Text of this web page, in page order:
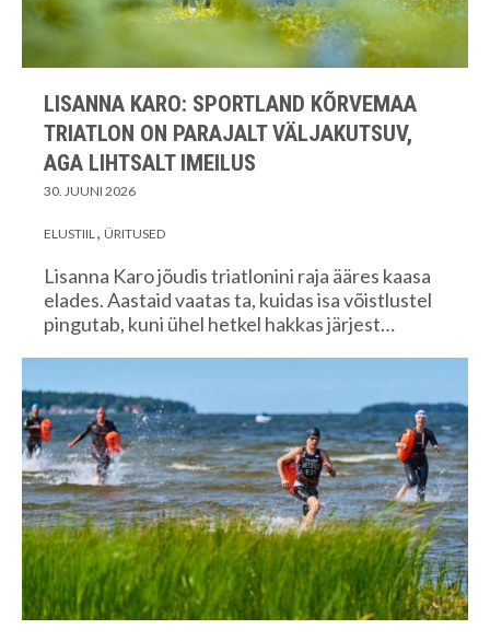
LISANNA KARO: SPORTLAND KÕRVEMAA
TRIATLON ON PARAJALT VÄLJAKUTSUV,
AGA LIHTSALT IMEILUS
30. JUUNI 2026
ELUSTIIL ÜRITUSED
Lisanna Karo jõudis triatlonini raja ääres kaasa
elades. Aastaid vaatas ta, kuidas isa võistlustel
pingutab, kuni ühel hetkel hakkas järjest…